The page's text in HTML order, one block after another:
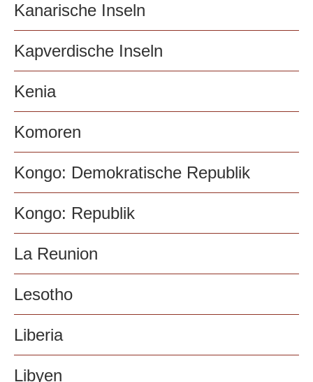
Kanarische Inseln
Kapverdische Inseln
Kenia
Komoren
Kongo: Demokratische Republik
Kongo: Republik
La Reunion
Lesotho
Liberia
Libyen